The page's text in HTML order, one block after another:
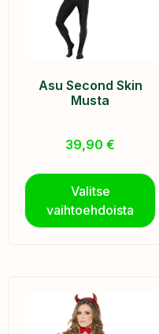
Asu Second Skin
Musta
39,90 €
Valitse
vaihtoehdoista